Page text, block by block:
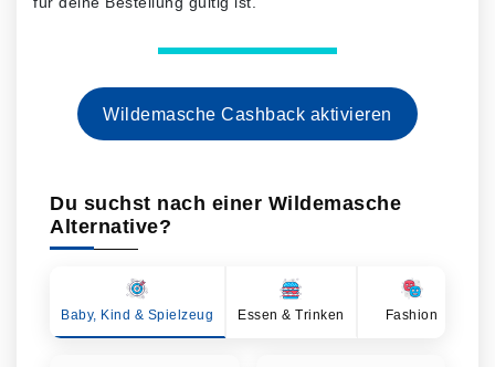
Wildemasche Cashback aktivieren
Du suchst nach einer Wildemasche
Alternative?
Baby, Kind & Spielzeug Essen & Trinken Fashion